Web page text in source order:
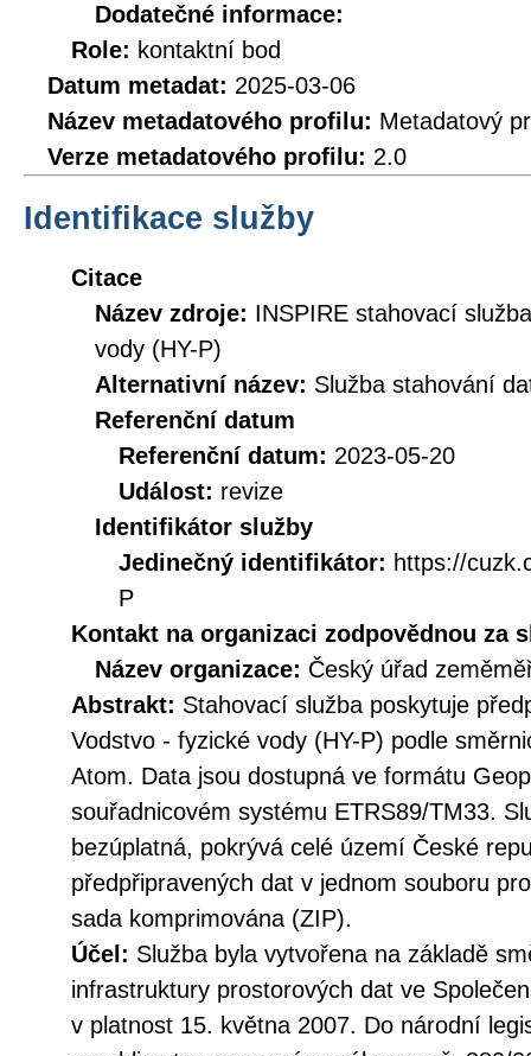
Dodatečné informace:
Role: kontaktní bod
Datum metadat: 2025-03-06
Název metadatového profilu: Metadatový
Verze metadatového profilu: 2.0
Identifikace služby
Citace
Název zdroje: INSPIRE stahovací
vody (HY-P)
Alternativní název: Služba stahování
Referenční datum
Referenční datum: 2023-05-20
Událost: revize
Identifikátor služby
Jedinečný identifikátor: https://
P
Kontakt na organizaci zodpovědnou za
Název organizace: Český úřad
Abstrakt: Stahovací služba poskytuje
Vodstvo - fyzické vody (HY-P) podle
Atom. Data jsou dostupná ve formátu
souřadnicovém systému ETRS89/TM33.
bezúplatná, pokrývá celé území České
předpřipravených dat v jednom souboru
sada komprimována (ZIP).
Účel: Služba byla vytvořena na základě
infrastruktury prostorových dat ve
v platnost 15. května 2007. Do národní